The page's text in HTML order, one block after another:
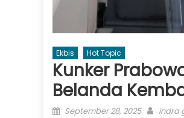
Ekbis Hot Topic
Kunker
Belanda
Posted
September 28, 2025 Author
indra